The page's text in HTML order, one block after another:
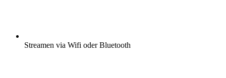
Streamen via Wifi oder Bluetooth